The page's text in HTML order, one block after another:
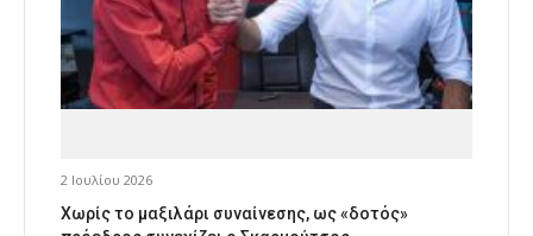
2 Ιουλίου 2026
Χωρίς το μαξιλάρι συναίνεσης, ως «δοτός»